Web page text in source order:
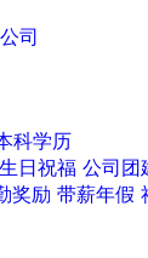
司
科学历
生日祝福 公司团
奖励 带薪年假